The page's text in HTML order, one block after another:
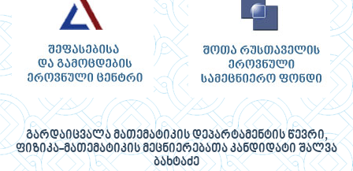
გარდაიცვალა მათემატიკის დეპარტამენტის წევრი,
ფიზიკა-მათემატიკის მეცნიერებათა კანდიდატი შალვა
ბახტაძე